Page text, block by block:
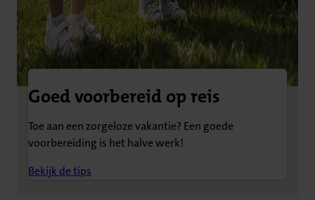
Goed voorbereid op reis
Toe aan een zorgeloze vakantie? Een goede
voorbereiding is het halve werk!
Bekijk de tips